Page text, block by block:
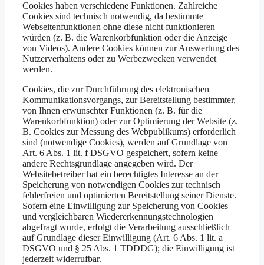
Cookies haben verschiedene Funktionen. Zahlreiche
Cookies sind technisch notwendig, da bestimmte
Webseitenfunktionen ohne diese nicht funktionieren
würden (z. B. die Warenkorbfunktion oder die Anzeige
von Videos). Andere Cookies können zur Auswertung des
Nutzerverhaltens oder zu Werbezwecken verwendet
werden.
Cookies, die zur Durchführung des elektronischen
Kommunikationsvorgangs, zur Bereitstellung bestimmter,
von Ihnen erwünschter Funktionen (z. B. für die
Warenkorbfunktion) oder zur Optimierung der Website (z.
B. Cookies zur Messung des Webpublikums) erforderlich
sind (notwendige Cookies), werden auf Grundlage von
Art. 6 Abs. 1 lit. f DSGVO gespeichert, sofern keine
andere Rechtsgrundlage angegeben wird. Der
Websitebetreiber hat ein berechtigtes Interesse an der
Speicherung von notwendigen Cookies zur technisch
fehlerfreien und optimierten Bereitstellung seiner Dienste.
Sofern eine Einwilligung zur Speicherung von Cookies
und vergleichbaren Wiedererkennungstechnologien
abgefragt wurde, erfolgt die Verarbeitung ausschließlich
auf Grundlage dieser Einwilligung (Art. 6 Abs. 1 lit. a
DSGVO und § 25 Abs. 1 TDDDG); die Einwilligung ist
jederzeit widerrufbar.